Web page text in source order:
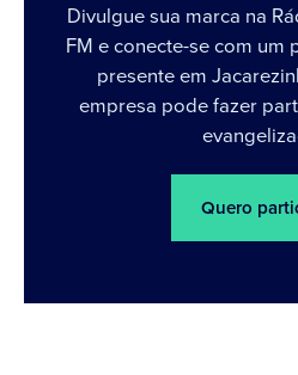
Divulgue sua marca na
FM e conecte-se com um
presente em
empresa pode fazer
Quero